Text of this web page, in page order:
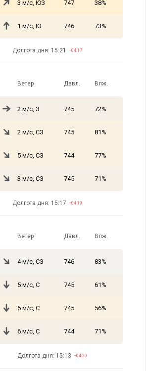
3 м/с, ЮЗ 747 38%
1 м/с, Ю 746 73%
Долгота дня: 15:21 −04:17
Ветер Давл. Влж.
2 м/с, З 745 72%
2 м/с, СЗ 745 81%
5 м/с, СЗ 744 77%
3 м/с, СЗ 745 71%
Долгота дня: 15:17 −04:19
Ветер Давл. Влж.
4 м/с, СЗ 746 83%
5 м/с, С 745 61%
6 м/с, С 745 56%
6 м/с, С 744 71%
Долгота дня: 15:13 −04:20